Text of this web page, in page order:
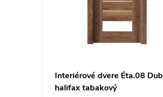
Interiérové dvere Éta.08 Dub
halifax tabakový